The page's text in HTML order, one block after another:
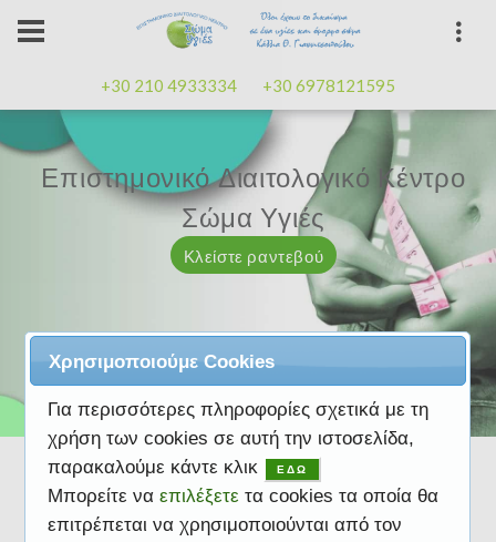
+30 210 4933334 +30 6978121595
Επαγγελματισμός, εμπειρίακαλή
διάθεση
Κλείστε ραντεβού
Επιστημονικό Διαιτολογικό Κέντρο
Σώμα Υγιές
Κλείστε ραντεβού
Μαζί μας μπορείτε
Κλείστε ραντεβού
Επαγγελματισμός, εμπειρίακαλή
διάθεση
Κλείστε ραντεβού
Επιστημονικό Διαιτολογικό Κέντρο
Σώμα Υγιές
Κλείστε ραντεβού
Χρησιμοποιούμε Cookies
Για περισσότερες πληροφορίες σχετικά με τη
χρήση των cookies σε αυτή την ιστοσελίδα,
παρακαλούμε κάντε κλικ
ΕΔΩ
Μπορείτε να επιλέξετε τα cookies τα οποία θα
επιτρέπεται να χρησιμοποιούνται από τον